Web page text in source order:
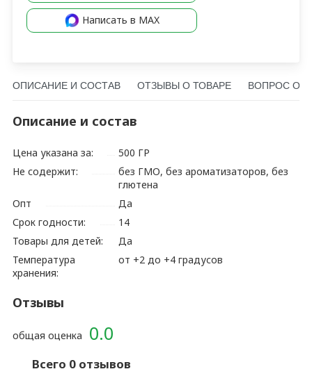
Написать в MAX
ОПИСАНИЕ И СОСТАВ ОТЗЫВЫ О ТОВАРЕ ВОПРОС О
Описание и состав
Цена указана за:
500 ГР
Не содержит:
без ГМО, без ароматизаторов, без
глютена
Опт
Да
Срок годности:
14
Товары для детей:
Да
Температура
хранения:
от +2 до +4 градусов
Отзывы
0.0
общая оценка
Всего 0 отзывов